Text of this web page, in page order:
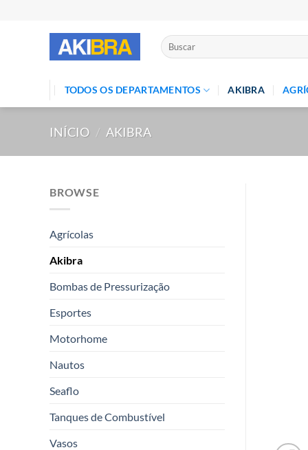
Pesquisar
por:
TODOS OS DEPARTAMENTOS AKIBRA
INÍCIO / AKIBRA
BROWSE
Agrícolas
Akibra
Bombas de Pressurização
Esportes
Motorhome
Nautos
Seaflo
Tanques de Combustível
Vasos